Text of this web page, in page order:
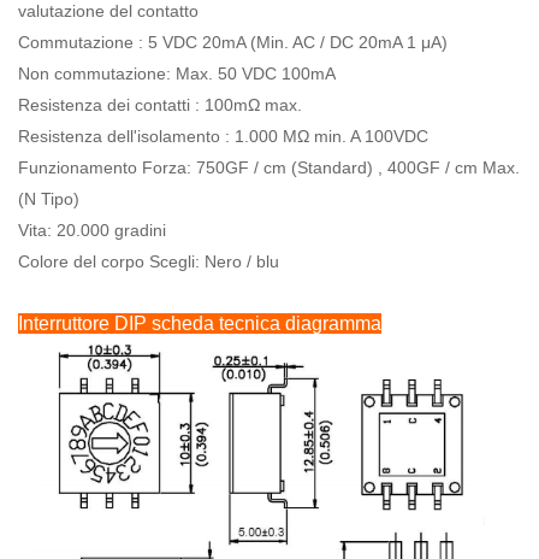
valutazione del contatto
Commutazione : 5 VDC 20mA (Min. AC / DC 20mA 1 μA)
Non commutazione: Max. 50 VDC 100mA
Resistenza dei contatti : 100mΩ max.
Resistenza dell'isolamento : 1.000 MΩ min. A 100VDC
Funzionamento Forza: 750GF / cm (Standard) , 400GF / cm Max.
(N Tipo)
Vita: 20.000 gradini
Colore del corpo Scegli: Nero / blu
Interruttore DIP scheda tecnica diagramma